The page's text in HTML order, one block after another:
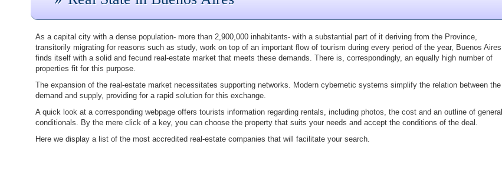
As a capital city with a dense population- more than 2,900,000 inhabitants- with a substantial part of it deriving from the Province,
transitorily migrating for reasons such as study, work on top of an important flow of tourism during every period of the year, Buenos Aires
finds itself with a solid and fecund real-estate market that meets these demands. There is, correspondingly, an equally high number of
properties fit for this purpose.
The expansion of the real-estate market necessitates supporting networks. Modern cybernetic systems simplify the relation between the
demand and supply, providing for a rapid solution for this exchange.
A quick look at a corresponding webpage offers tourists information regarding rentals, including photos, the cost and an outline of general
conditionals. By the mere click of a key, you can choose the property that suits your needs and accept the conditions of the deal.
Here we display a list of the most accredited real-estate companies that will facilitate your search.